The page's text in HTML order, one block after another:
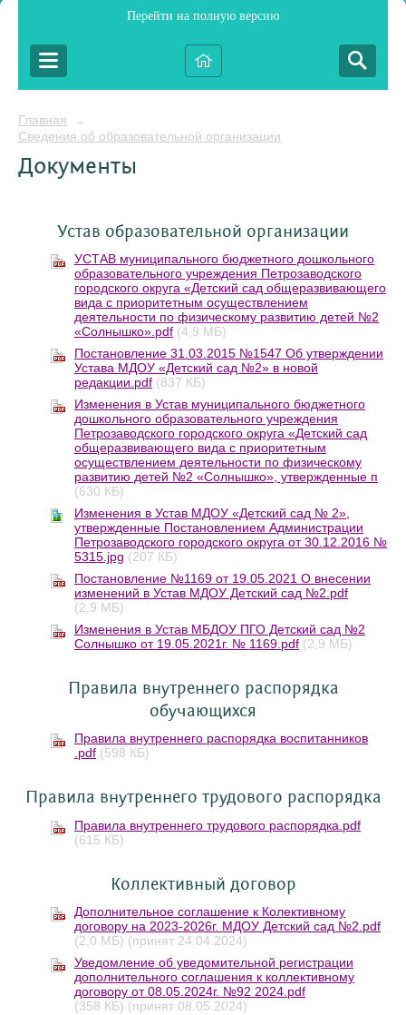
Перейти на полную версию
Главная →
Сведения об образовательной организации
Документы
Устав образовательной организации
УСТАВ муниципального бюджетного дошкольного
образовательного учреждения Петрозаводского
городского округа «Детский сад общеразвивающего
вида с приоритетным осуществлением
деятельности по физическому развитию детей №2
«Солнышко».pdf (4,9 МБ)
Постановление 31.03.2015 №1547 Об утверждении
Устава МДОУ «Детский сад №2» в новой
редакции.pdf (837 КБ)
Изменения в Устав муниципального бюджетного
дошкольного образовательного учреждения
Петрозаводского городского округа «Детский сад
общеразвивающего вида с приоритетным
осуществлением деятельности по физическому
развитию детей №2 «Солнышко», утвержденные п
(630 КБ)
Изменения в Устав МДОУ «Детский сад № 2»,
утвержденные Постановлением Администрации
Петрозаводского городского округа от 30.12.2016 №
5315.jpg (207 КБ)
Постановление №1169 от 19.05.2021 О внесении
изменений в Устав МДОУ Детский сад №2.pdf
(2,9 МБ)
Изменения в Устав МБДОУ ПГО Детский сад №2
Солнышко от 19.05.2021г. № 1169.pdf (2,9 МБ)
Правила внутреннего распорядка
обучающихся
Правила внутреннего распорядка воспитанников
.pdf (598 КБ)
Правила внутреннего трудового распорядка
Правила внутреннего трудового распорядка.pdf
(615 КБ)
Коллективный договор
Дополнительное соглашение к Колективному
договору на 2023-2026г. МДОУ Детский сад №2.pdf
(2,0 МБ) (принят 24.04.2024)
Уведомление об уведомительной регистрации
дополнительного соглашения к коллективному
договору от 08.05.2024г. №92 2024.pdf
(358 КБ) (принят 08.05.2024)